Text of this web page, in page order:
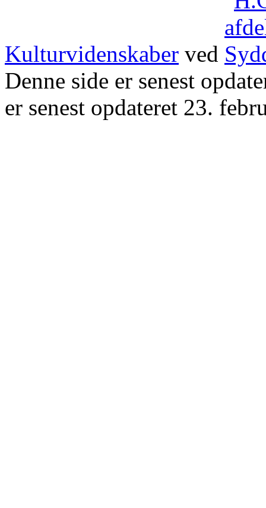
Kulturvidenskaber ved
Denne side er senest
er senest opdateret 23.